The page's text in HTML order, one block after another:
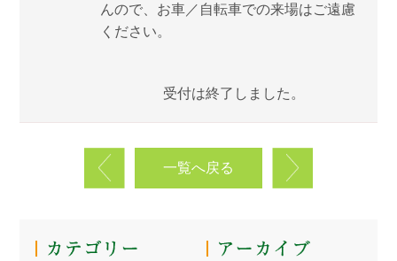
んので、お車／自転車での来場はご遠慮
ください。
受付は終了しました。
一覧へ戻る